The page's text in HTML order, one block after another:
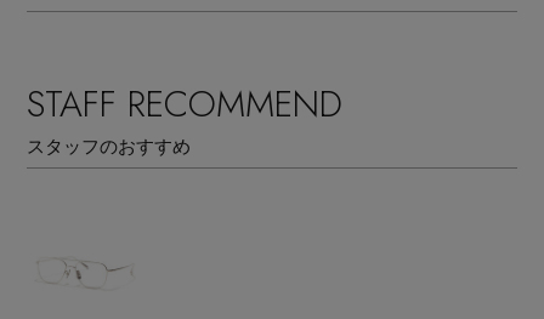
STAFF RECOMMEND
スタッフのおすすめ